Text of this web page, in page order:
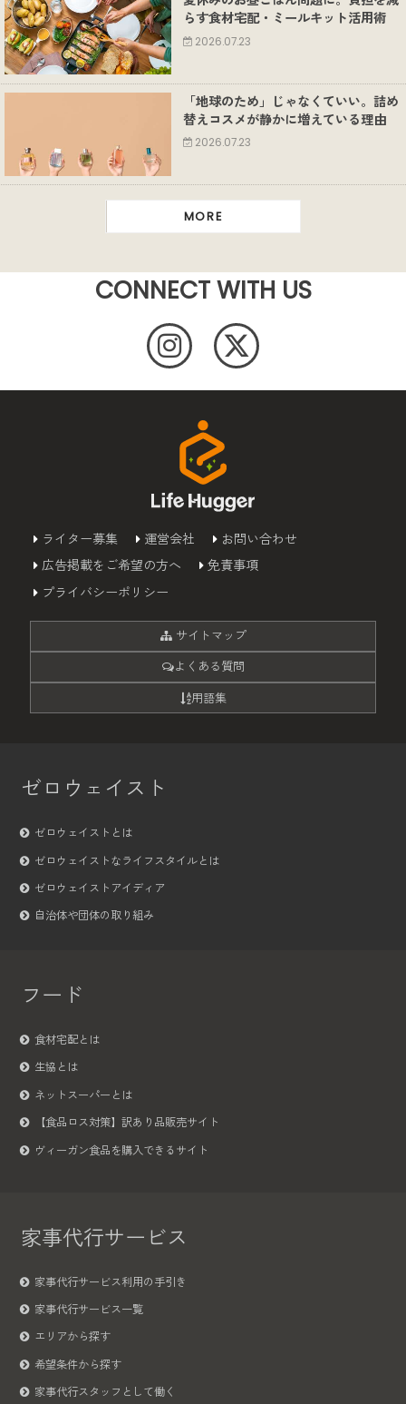
らす食材宅配・ミールキット活用術
2026.07.23
「地球のため」じゃなくていい。詰め
替えコスメが静かに増えている理由
2026.07.23
MORE
CONNECT WITH US
ライター募集 運営会社
お問い合わせ
広告掲載をご希望の方へ
免責事項
プライバシーポリシー
サイトマップ
よくある質問
用語集
ゼロウェイスト
ゼロウェイストとは
ゼロウェイストなライフスタイルとは
ゼロウェイストアイディア
自治体や団体の取り組み
フード
食材宅配とは
生協とは
ネットスーパーとは
【食品ロス対策】訳あり品販売サイト
ヴィーガン食品を購入できるサイト
家事代行サービス
家事代行サービス利用の手引き
家事代行サービス一覧
エリアから探す
希望条件から探す
家事代行スタッフとして働く